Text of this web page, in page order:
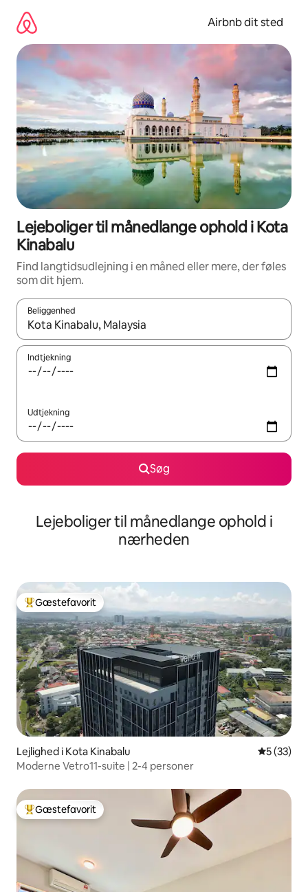
videre
indhold
Airbnb dit sted
Lejeboliger til månedlange ophold i Kota
Kinabalu
Find langtidsudlejning i en måned eller mere, der føles
som dit hjem.
Beliggenhed
Når resultaterne er tilgængelige, skal du navigere med
Indtjekning
Udtjekning
Søg
Lejeboliger til månedlange ophold i
nærheden
Bedste gæstefavorit
Gæstefavorit
Lejlighed i Kota Kinabalu 5 ud af 5 i
5 (33)
Moderne Vetro11-suite | 2-4 personer
Bedste gæstefavorit
Gæstefavorit